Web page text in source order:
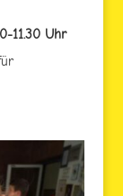
11.30 Uhr